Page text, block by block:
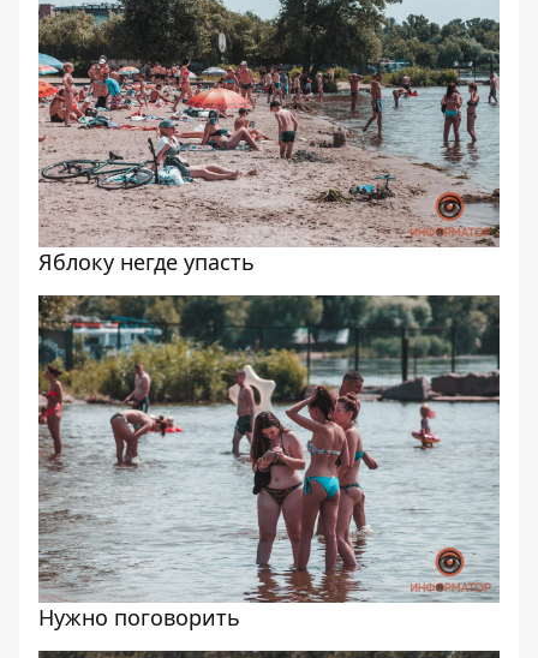
Яблоку негде упасть
Нужно поговорить